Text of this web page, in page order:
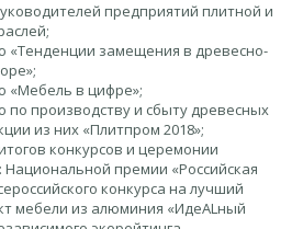
предприятий плитной и
«Тенденции замещения в древесно-
«Мебель в цифре»;
производству и сбыту древесных
из них «Плитпром 2018»;
конкурсов и церемонии
Национальной премии «Российская
конкурса на лучший
мебели из алюминия «ИдеАLный